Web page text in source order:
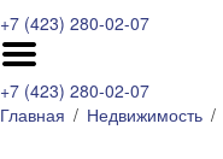
+7 (423) 280-02-07
+7 (423) 280-02-07
Главная
Недвижимость